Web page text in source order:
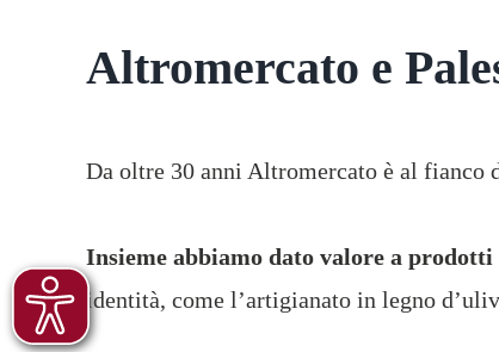
Altromercato e
Da oltre 30 anni Altromercato è al fianco
Insieme abbiamo dato valore a
identità, come l’artigianato in legno